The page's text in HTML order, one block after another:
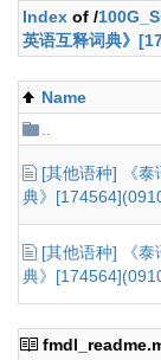
Index of /
英语互释词典》
Name
[其他语种] 《泰
典》
[其他语种] 《泰
典》